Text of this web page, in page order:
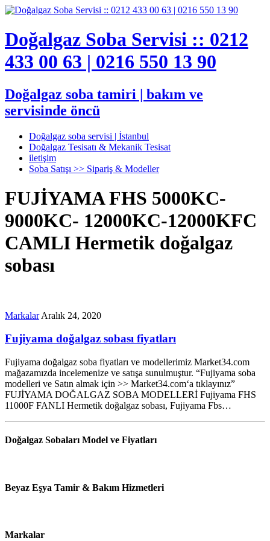
Doğalgaz Soba Servisi :: 0212
433 00 63 | 0216 550 13 90
Doğalgaz soba tamiri | bakım ve
servisinde öncü
Doğalgaz soba servisi | İstanbul
Doğalgaz Tesisatı & Mekanik Tesisat
iletişim
Soba Satışı >> Sipariş & Modeller
FUJİYAMA FHS 5000KC-
9000KC- 12000KC-12000KFC
CAMLI Hermetik doğalgaz
sobası
Markalar Aralık 24, 2020
Fujiyama doğalgaz sobası fiyatları
Fujiyama doğalgaz soba fiyatları ve modellerimiz Market34.com
mağazamızda incelemenize ve satışa sunulmuştur. “Fujiyama soba
modelleri ve Satın almak için >> Market34.com‘a tıklayınız”
FUJİYAMA DOĞALGAZ SOBA MODELLERİ Fujiyama FHS
11000F FANLI Hermetik doğalgaz sobası, Fujiyama Fbs…
Doğalgaz Sobaları Model ve Fiyatları
Beyaz Eşya Tamir & Bakım Hizmetleri
Markalar